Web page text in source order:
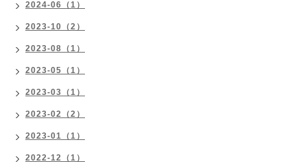
2024-06（1）
2023-10（2）
2023-08（1）
2023-05（1）
2023-03（1）
2023-02（2）
2023-01（1）
2022-12（1）